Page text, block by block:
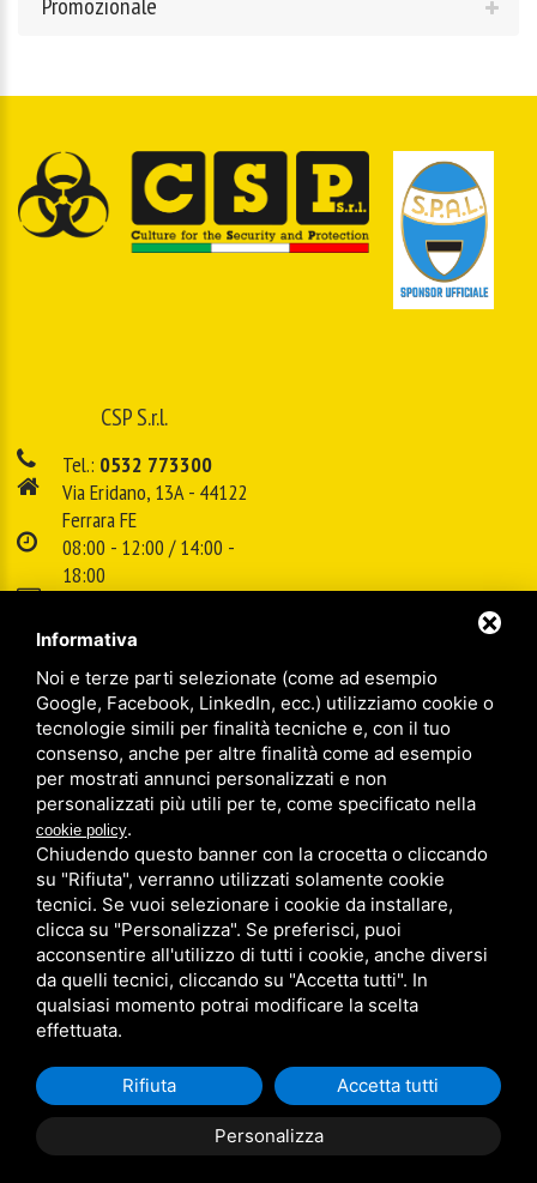
CSP S.r.l.
Tel.: 0532 773300
Via Eridano, 13A - 44122
Ferrara FE
08:00 - 12:00 / 14:00 -
18:00
info@cspsrl.biz
Sitemap / Privacy policy/Legal
Informativa
Noi e terze parti selezionate (come ad esempio
Google, Facebook, LinkedIn, ecc.) utilizziamo cookie o
tecnologie simili per finalità tecniche e, con il tuo
consenso, anche per altre finalità come ad esempio
per mostrati annunci personalizzati e non
personalizzati più utili per te, come specificato nella
cookie policy.
Chiudendo questo banner con la crocetta o cliccando
su "Rifiuta", verranno utilizzati solamente cookie
tecnici. Se vuoi selezionare i cookie da installare,
clicca su "Personalizza". Se preferisci, puoi
acconsentire all'utilizzo di tutti i cookie, anche diversi
da quelli tecnici, cliccando su "Accetta tutti". In
qualsiasi momento potrai modificare la scelta
effettuata.
Personalizza
Rifiuta Accetta tutti